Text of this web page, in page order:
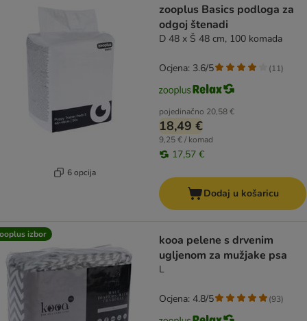
6 opcija
zooplus Basics podloga za
odgoj štenadi
D 48 x Š 48 cm, 100 komada
pojedinačno 20,58 €
18,49 €
9,25 € / komad
17,57 €
Ocjena: 3.6/5 (11)
Dodaj u košaricu
izbor
kooa pelene s drvenim
ugljenom za mužjake psa
L
Ocjena: 4.8/5 (93)